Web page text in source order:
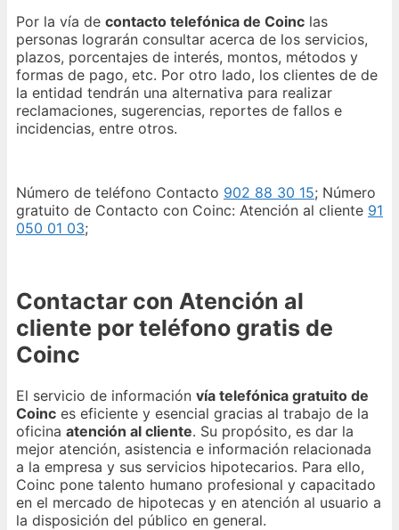
Por la vía de contacto telefónica de Coinc las
personas lograrán consultar acerca de los servicios,
plazos, porcentajes de interés, montos, métodos y
formas de pago, etc. Por otro lado, los clientes de de
la entidad tendrán una alternativa para realizar
reclamaciones, sugerencias, reportes de fallos e
incidencias, entre otros.
Número de teléfono Contacto 902 88 30 15; Número
gratuito de Contacto con Coinc: Atención al cliente 91
050 01 03;
Contactar con Atención al
cliente por teléfono gratis de
Coinc
El servicio de información vía telefónica gratuito de
Coinc es eficiente y esencial gracias al trabajo de la
oficina atención al cliente. Su propósito, es dar la
mejor atención, asistencia e información relacionada
a la empresa y sus servicios hipotecarios. Para ello,
Coinc pone talento humano profesional y capacitado
en el mercado de hipotecas y en atención al usuario a
la disposición del público en general.